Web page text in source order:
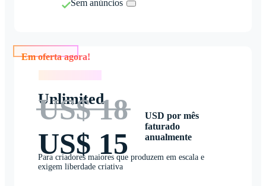
Sem anúncios
Unlimited
US$ 18
US$ 15
USD por mês
faturado
anualmente
Para criadores maiores que produzem em escala e
exigem liberdade criativa